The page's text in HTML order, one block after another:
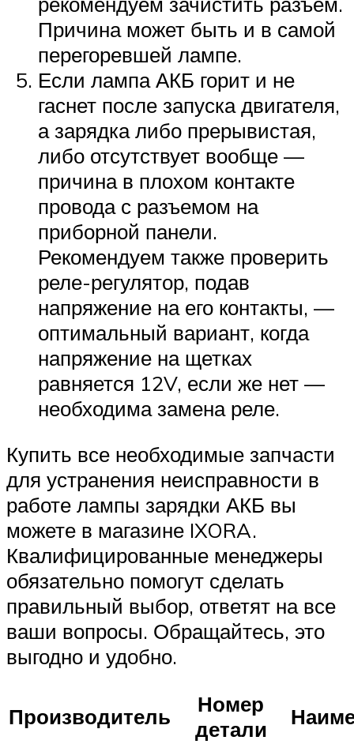
Причина может быть и в самой
перегоревшей лампе.
Если лампа АКБ горит и не
гаснет после запуска двигателя,
а зарядка либо прерывистая,
либо отсутствует вообще —
причина в плохом контакте
провода с разъемом на
приборной панели.
Рекомендуем также проверить
реле-регулятор, подав
напряжение на его контакты, —
оптимальный вариант, когда
напряжение на щетках
равняется 12V, если же нет —
необходима замена реле.
Купить все необходимые запчасти
для устранения неисправности в
работе лампы зарядки АКБ вы
можете в магазине IXORA.
Квалифицированные менеджеры
обязательно помогут сделать
правильный выбор, ответят на все
ваши вопросы. Обращайтесь, это
выгодно и удобно.
Производитель
Номер
детали